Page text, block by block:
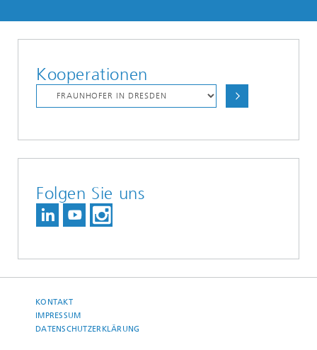
Kooperationen
Folgen Sie uns
KONTAKT
IMPRESSUM
DATENSCHUTZERKLÄRUNG